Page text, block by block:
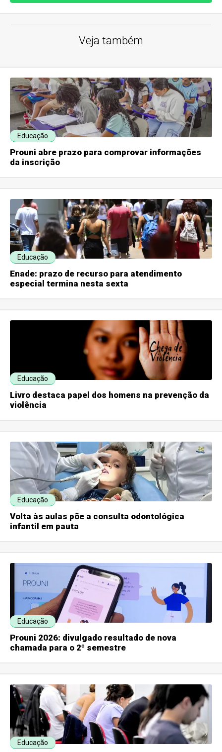
Veja também
Educação
Prouni abre prazo para comprovar informações
da inscrição
Educação
Enade: prazo de recurso para atendimento
especial termina nesta sexta
Educação
Livro destaca papel dos homens na prevenção da
violência
Educação
Volta às aulas põe a consulta odontológica
infantil em pauta
Educação
Prouni 2026: divulgado resultado de nova
chamada para o 2º semestre
Educação